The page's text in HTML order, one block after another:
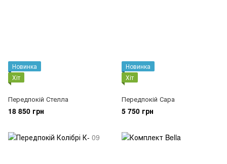
Новинка
Хіт
Передпокій Стелла
18 850 грн
Новинка
Хіт
Передпокій Сара
5 750 грн